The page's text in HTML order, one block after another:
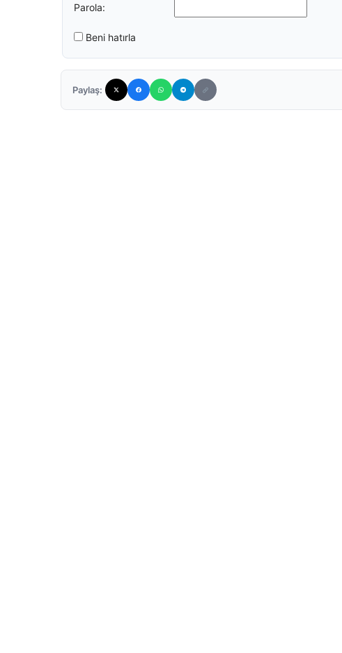
Parola:
Beni hatırla
Paylaş: